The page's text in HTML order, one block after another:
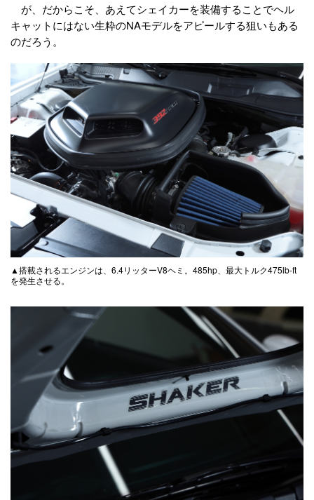
が、だからこそ、あえてシェイカーを装備することでヘル
キャットにはない生粋のNAモデルをアピールする狙いもある
のだろう。
▲搭載されるエンジンは、6.4リッターV8ヘミ。485hp、最大トルク475lb-ft
を発生させる。